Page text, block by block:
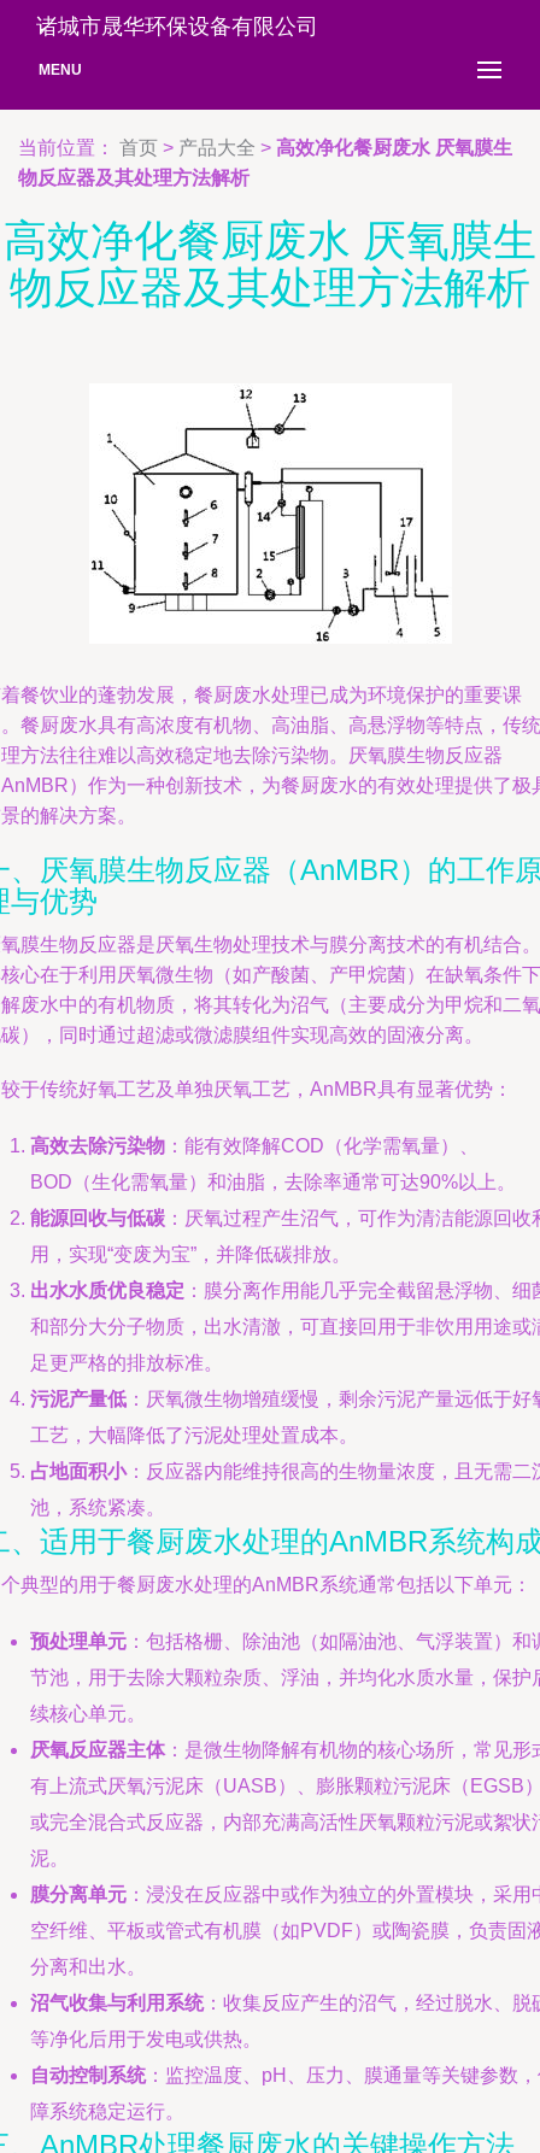
诸城市晟华环保设备有限公司
MENU
当前位置： 首页 > 产品大全 > 高效净化餐厨废水 厌氧膜生
物反应器及其处理方法解析
高效净化餐厨废水 厌氧膜生
物反应器及其处理方法解析
餐饮业的蓬勃发展，餐厨废水处理已成为环境保护的重要课
餐厨废水具有高浓度有机物、高油脂、高悬浮物等特点，传统
方法往往难以高效稳定地去除污染物。厌氧膜生物反应器
）作为一种创新技术，为餐厨废水的有效处理提供了极
的解决方案。
、厌氧膜生物反应器（AnMBR）的工作
与优势
膜生物反应器是厌氧生物处理技术与膜分离技术的有机结合。
心在于利用厌氧微生物（如产酸菌、产甲烷菌）在缺氧条件下
废水中的有机物质，将其转化为沼气（主要成分为甲烷和二氧
），同时通过超滤或微滤膜组件实现高效的固液分离。
于传统好氧工艺及单独厌氧工艺，AnMBR具有显著优势：
高效去除污染物 ：能有效降解COD（化学需氧量）、
BOD（生化需氧量）和油脂，去除率通常可达90%以上。
能源回收与低碳 ：厌氧过程产生沼气，可作为清洁能源回收
用，实现“变废为宝”，并降低碳排放。
出水水质优良稳定 ：膜分离作用能几乎完全截留悬浮物、细
和部分大分子物质，出水清澈，可直接回用于非饮用用途或
足更严格的排放标准。
污泥产量低 ：厌氧微生物增殖缓慢，剩余污泥产量远低于好
工艺，大幅降低了污泥处理处置成本。
占地面积小：反应器内能维持很高的生物量浓度，且无需二
池，系统紧凑。
、适用于餐厨废水处理的AnMBR系统构
典型的用于餐厨废水处理的AnMBR系统通常包括以下单元：
预处理单元 ：包括格栅、除油池（如隔油池、气浮装置）和
节池，用于去除大颗粒杂质、浮油，并均化水质水量，保护
续核心单元。
厌氧反应器主体：是微生物降解有机物的核心场所，常见形
有上流式厌氧污泥床（UASB）、膨胀颗粒污泥床（EGSB
或完全混合式反应器，内部充满高活性厌氧颗粒污泥或絮状
泥。
膜分离单元 ：浸没在反应器中或作为独立的外置模块，采用
空纤维、平板或管式有机膜（如PVDF）或陶瓷膜，负责固
分离和出水。
沼气收集与利用系统：收集反应产生的沼气，经过脱水、脱
等净化后用于发电或供热。
自动控制系统：监控温度、pH、压力、膜通量等关键参数
障系统稳定运行。
、AnMBR处理餐厨废水的关键操作方法